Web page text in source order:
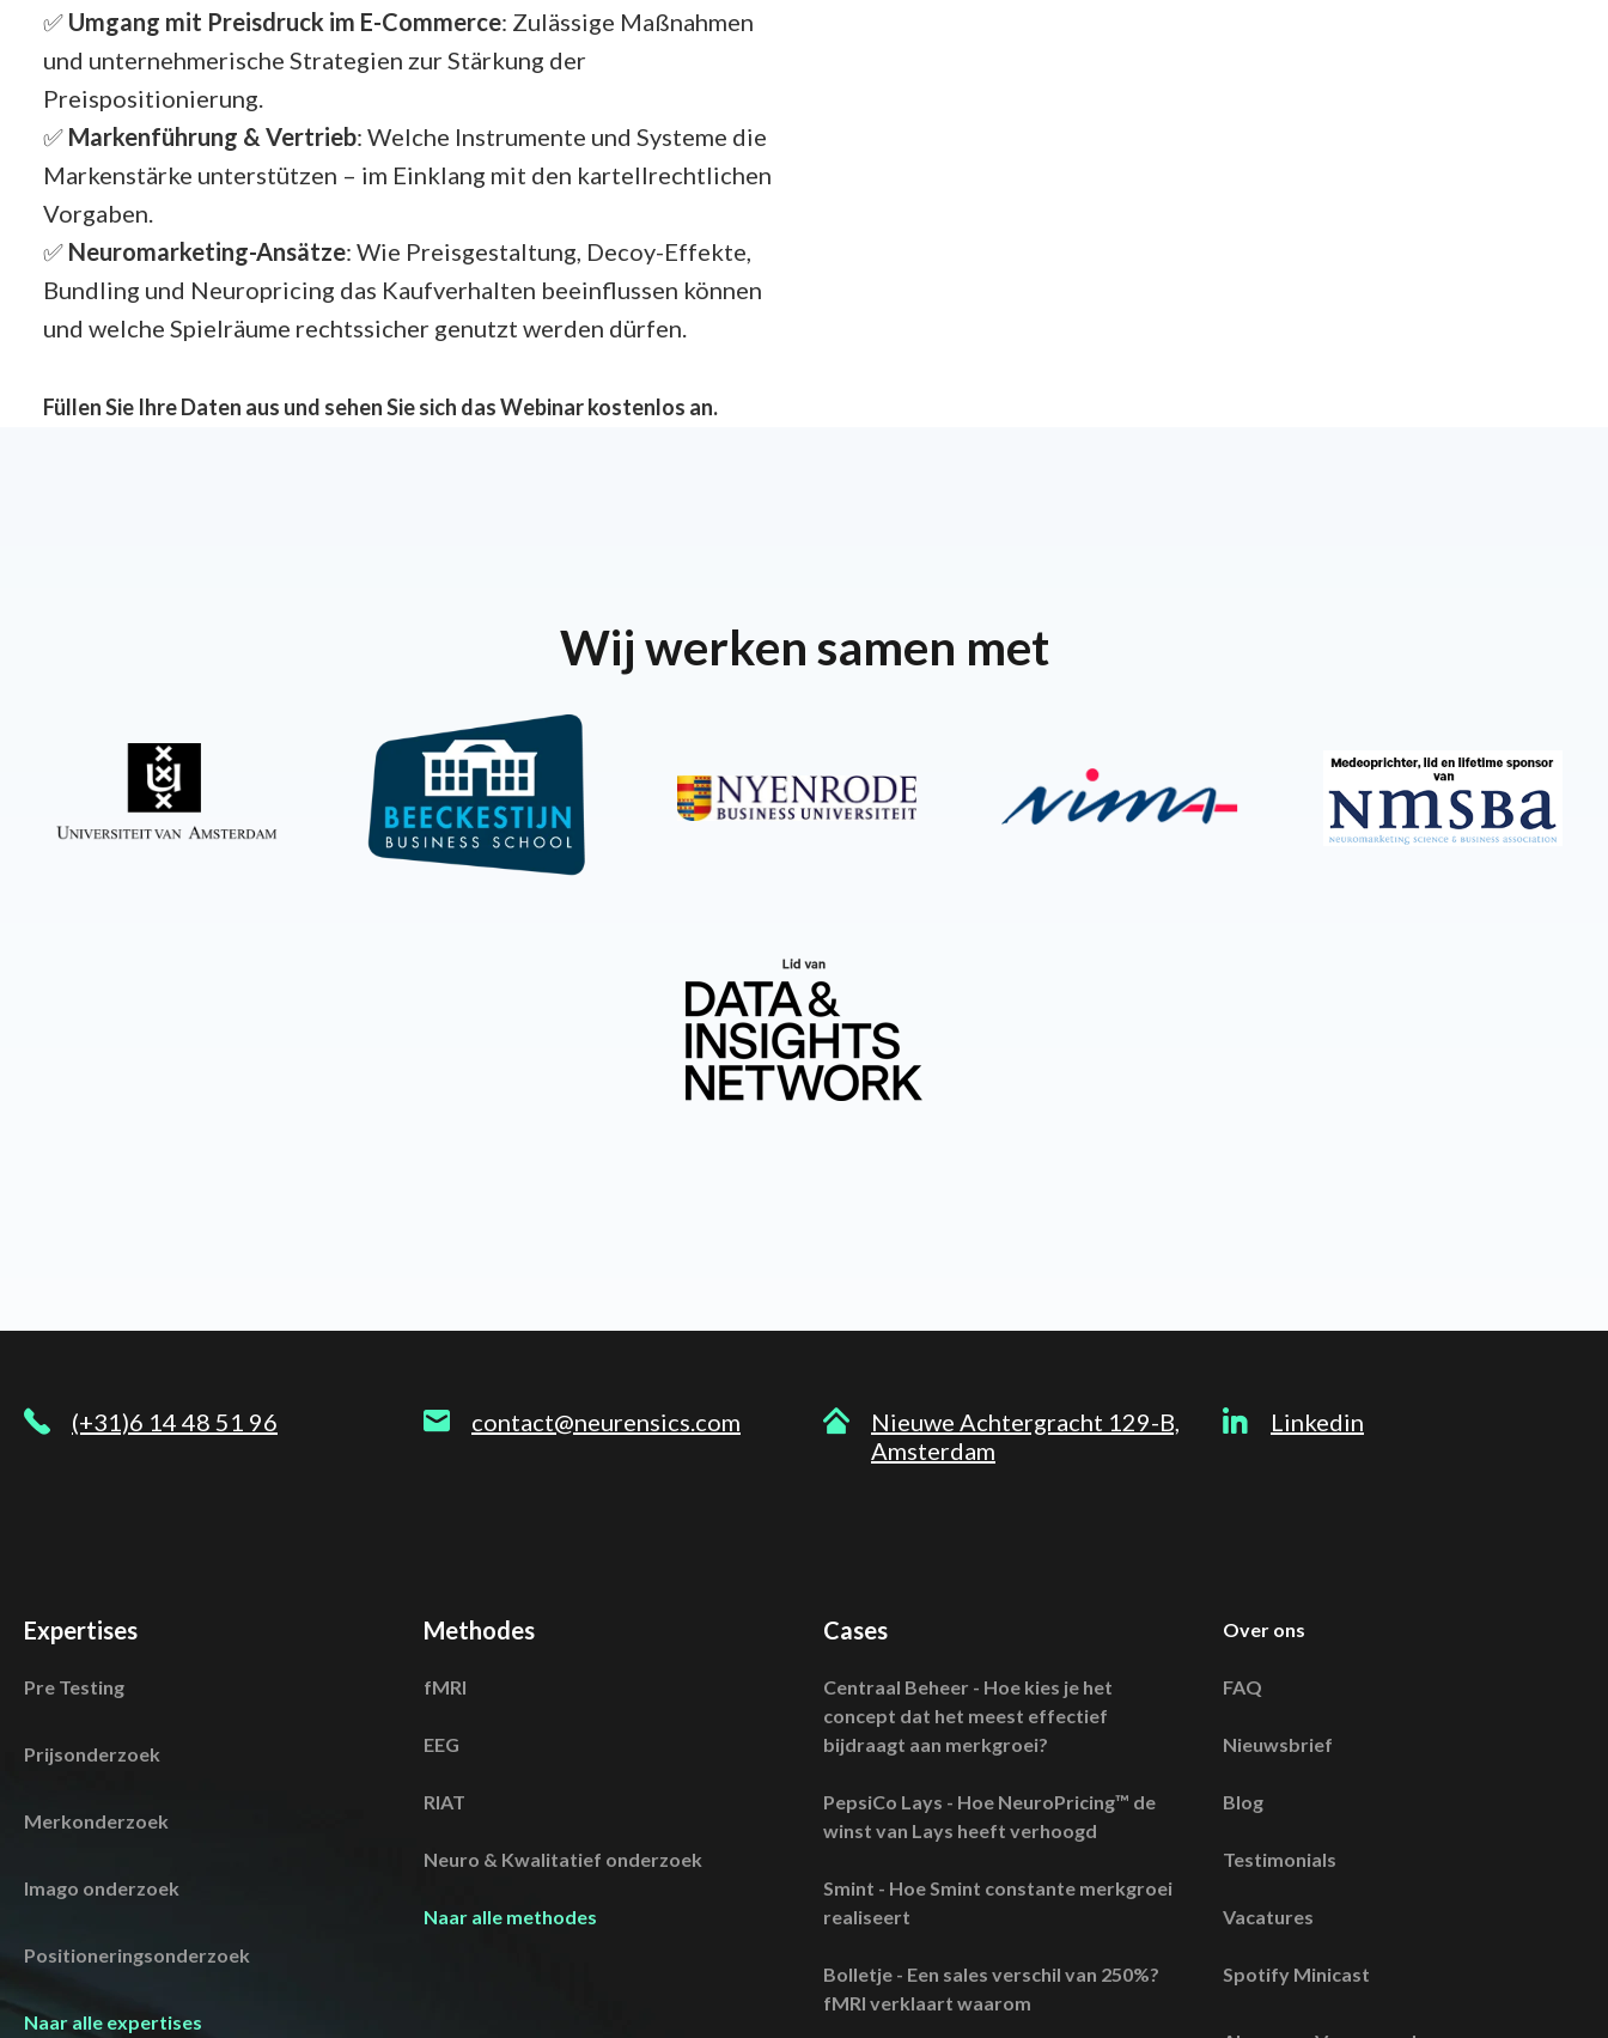
✅ Umgang mit Preisdruck im E-Commerce: Zulässige Maßnahmen
und unternehmerische Strategien zur Stärkung der
Preispositionierung.
✅ Markenführung & Vertrieb: Welche Instrumente und Systeme die
Markenstärke unterstützen – im Einklang mit den kartellrechtlichen
Vorgaben.
✅ Neuromarketing-Ansätze: Wie Preisgestaltung, Decoy-Effekte,
Bundling und Neuropricing das Kaufverhalten beeinflussen können
und welche Spielräume rechtssicher genutzt werden dürfen.
Füllen Sie Ihre Daten aus und sehen Sie sich das Webinar kostenlos an.
Wij werken samen met
(+31)6 14 48 51 96 contact@neurensics.com
Nieuwe Achtergracht 129-B,
Amsterdam
Linkedin
Expertises
Pre Testing
Prijsonderzoek
Merkonderzoek
Imago onderzoek
Positioneringsonderzoek
Naar alle expertises
Methodes
fMRI
EEG
RIAT
Neuro & Kwalitatief onderzoek
Naar alle methodes
Cases
Centraal Beheer - Hoe kies je het
concept dat het meest effectief
bijdraagt aan merkgroei?
PepsiCo Lays - Hoe NeuroPricing™ de
winst van Lays heeft verhoogd
Smint - Hoe Smint constante merkgroei
realiseert
Bolletje - Een sales verschil van 250%?
fMRI verklaart waarom
Over ons
FAQ
Nieuwsbrief
Blog
Testimonials
Vacatures
Spotify Minicast